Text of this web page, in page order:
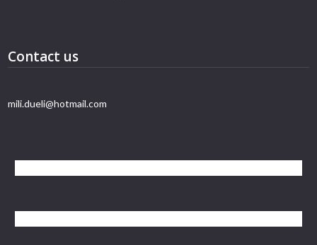
Contact us
mili.dueli@hotmail.com